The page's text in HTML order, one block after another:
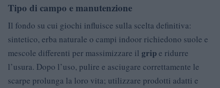
Tipo di campo e manutenzione
Il fondo su cui giochi influisce sulla scelta definitiva:
sintetico, erba naturale o campi indoor richiedono suole e
mescole differenti per massimizzare il gripe ridurre
l’usura. Dopo l’uso, pulire e asciugare correttamente le
scarpe prolunga la loro vita; utilizzare prodotti adatti e